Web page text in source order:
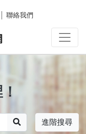
聯絡我們
進階搜尋